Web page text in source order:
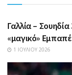
ΑΘΛΗΤΙΚΆ
Γαλλία –
«μαγικό» Εμπαπέ
1 ΙΟΥΛΊΟΥ 2026